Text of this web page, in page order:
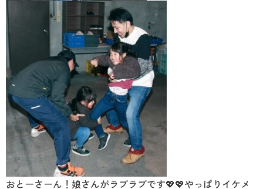
おとーさーん！娘さんがラブラブです💖💖やっぱりイケメ